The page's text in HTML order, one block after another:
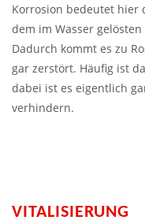
Korrosion bedeutet hier
dem im Wasser
Dadurch kommt es zu
gar zerstört. Häufig ist
dabei ist es eigentlich
verhindern.
VITALISIERUNG